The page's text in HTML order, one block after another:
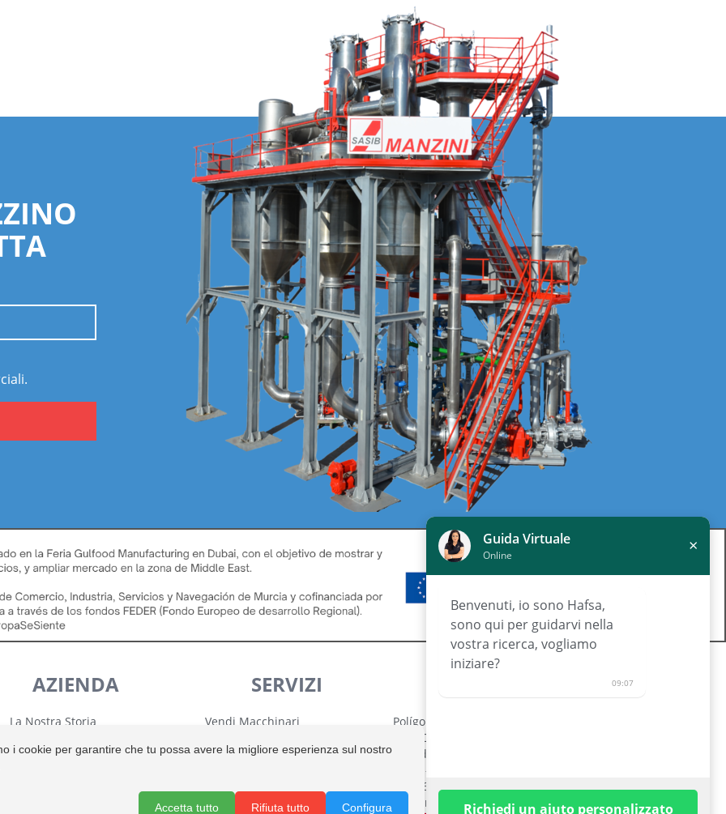
AZIENDA
La Nostra Storia
Avviso Legale
SERVIZI
Vendi Macchinari
Garanzia
Polígono Industrial de Lorquí Parcela
129 30564 Lorquí, Murcia, España
Lunedì a venerdì: 08:30 - 14:00 h.
16:00 - 19:30 h.
+34 968 694 333
info@maquinariatomasguillen.com
Guida Virtuale
Online ×
Benvenuti, io sono Hafsa,
sono qui per guidarvi nella
vostra ricerca, vogliamo
iniziare?
09:07
Richiedi un aiuto personalizzato
i cookie per garantire che tu possa avere la migliore esperienza sul nostro
Accetta tutto Rifiuta tutto Configura